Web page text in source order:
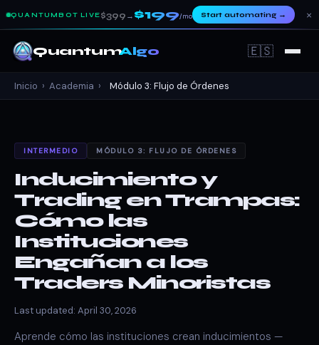
QUANTUMBOT LIVE $399 → $199/mo Start automating→ ×
QuantumAlgo 🇪🇸
Inicio › Academia › Módulo 3: Flujo de Órdenes
INTERMEDIO MÓDULO 3: FLUJO DE ÓRDENES
Inducimiento y
Trading en Trampas:
Cómo las
Instituciones
Engañan a los
Traders Minoristas
Last updated: April 30, 2026
Aprende cómo las instituciones crean inducimientos —